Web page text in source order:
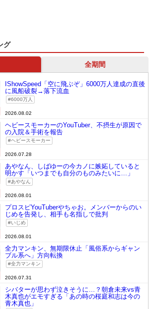
グ
全期間
IShowSpeed「空に飛ぶぞ」6000万人達成の直後
に風船破裂→落下流血
6000万人
2026.08.02
ヘビースモーカーのYouTuber、不摂生が原因で
の入院＆手術を報告
ヘビースモーカー
2026.07.28
あやなん、しばゆーの今カノに嫉妬していると
明かす「いつまでも自分のものみたいに…」
あやなん
2026.08.01
プロスピYouTuberやちゃお。メンバーからのい
じめを告発し、相手も名指しで批判
いじめ
2026.08.01
全力マンキン、無期限休止「風俗系からギャン
ブル系へ」方向転換
全力マンキン
2026.07.31
シバターが思わず泣きそうに…？朝倉未来vs青
木真也がエモすぎる「あの時の桜庭和志は今の
青木真也」